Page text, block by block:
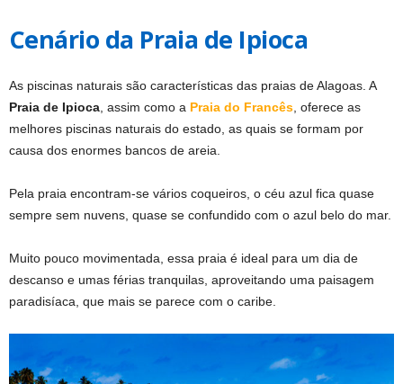
Cenário da Praia de Ipioca
As piscinas naturais são características das praias de Alagoas. A
Praia de Ipioca , assim como a Praia do Francês , oferece as
melhores piscinas naturais do estado, as quais se formam por
causa dos enormes bancos de areia.
Pela praia encontram-se vários coqueiros, o céu azul fica quase
sempre sem nuvens, quase se confundido com o azul belo do mar.
Muito pouco movimentada, essa praia é ideal para um dia de
descanso e umas férias tranquilas, aproveitando uma paisagem
paradisíaca, que mais se parece com o caribe.